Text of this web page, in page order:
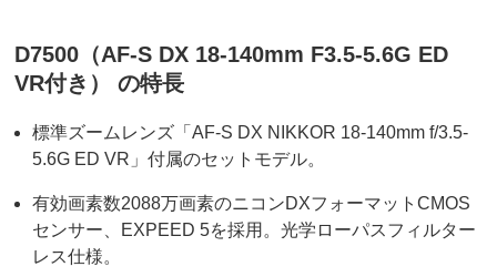
D7500（AF-S DX 18-140mm F3.5-5.6G ED
VR付き） の特長
標準ズームレンズ「AF-S DX NIKKOR 18-140mm f/3.5-
5.6G ED VR」付属のセットモデル。
有効画素数2088万画素のニコンDXフォーマットCMOS
センサー、EXPEED 5を採用。光学ローパスフィルター
レス仕様。